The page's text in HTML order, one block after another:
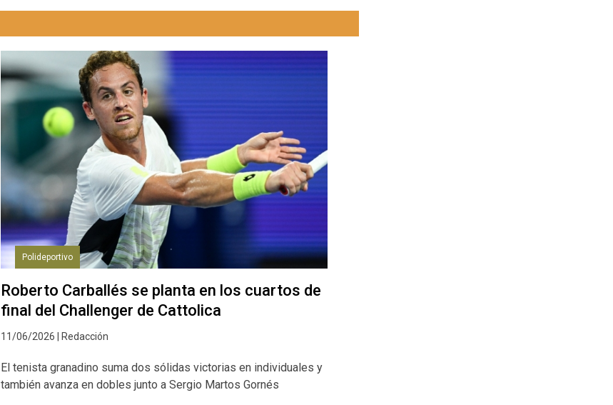
Polideportivo
Roberto Carballés se planta en los cuartos de
final del Challenger de Cattolica
11/06/2026 | Redacción
El tenista granadino suma dos sólidas victorias en individuales y
también avanza en dobles junto a Sergio Martos Gornés